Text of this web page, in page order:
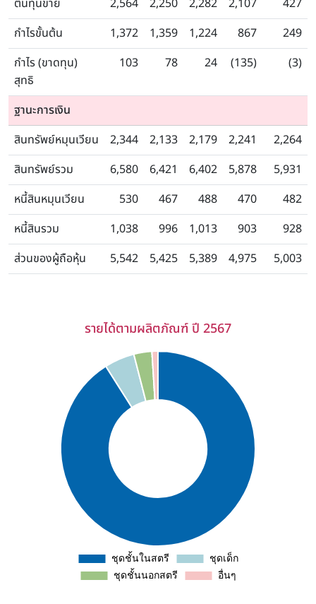
ต้นทุนขาย
2,564 2,250 2,282 2,107
427
กำไรขั้นต้น
1,372 1,359 1,224 867
249
กำไร (ขาดทุน)
สุทธิ
103 78 24 (135) (3)
ฐานะการเงิน
สินทรัพย์หมุนเวียน
2,344 2,133 2,179 2,241
2,264
สินทรัพย์รวม
6,580 6,421 6,402 5,878
5,931
หนี้สินหมุนเวียน
530 467 488 470
482
หนี้สินรวม
1,038 996 1,013 903
928
ส่วนของผู้ถือหุ้น
5,542 5,425 5,389 4,975 5,003
รายได้ตามผลิตภัณฑ์ ปี 2567